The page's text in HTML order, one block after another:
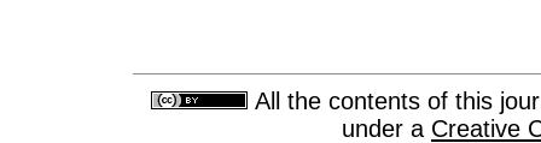
All the contents of this
under a Creative